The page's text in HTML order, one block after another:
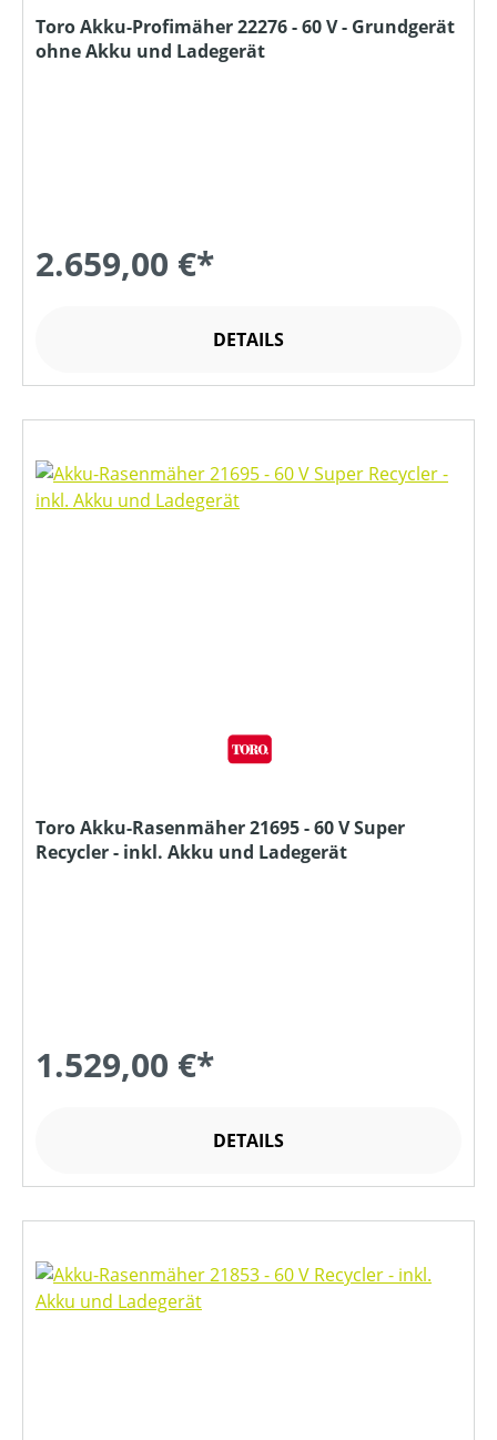
Toro Akku-Profimäher 22276 - 60 V - Grundgerät
ohne Akku und Ladegerät
2.659,00 €*
DETAILS
Toro Akku-Rasenmäher 21695 - 60 V Super
Recycler - inkl. Akku und Ladegerät
1.529,00 €*
DETAILS